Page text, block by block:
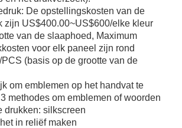
De opstellingskosten van de
zijn US$400.00~US$600/elke kleur
van de slaaphoed, Maximum
voor elk paneel zijn rond
(basis op de grootte van de
om emblemen op het handvat te
methodes om emblemen of woorden
drukken: silkscreen
in reliëf maken